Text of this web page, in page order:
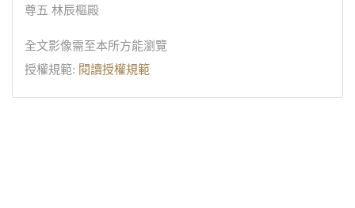
尊五 林辰樞殿
全文影像需至本所方能瀏覽
授權規範: 閱讀授權規範